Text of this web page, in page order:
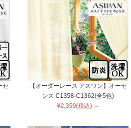
セ
【オーダーレース アスワン】オーセ
ンス C1358-C1362(全5色)
¥2,359(税込) ～